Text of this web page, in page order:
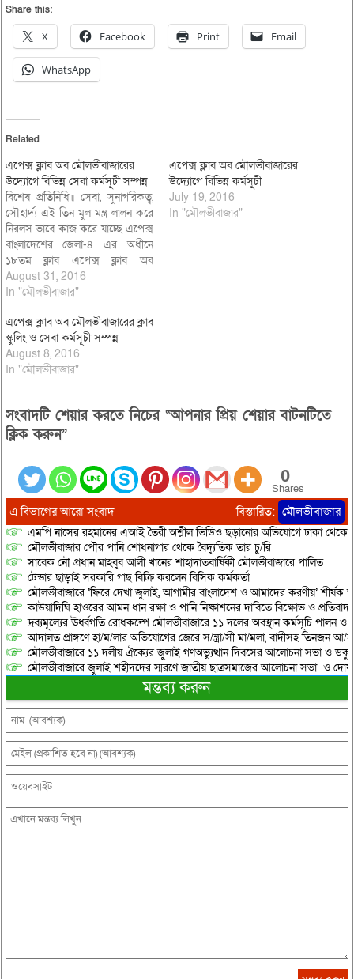
Share this:
X Facebook Print Email
WhatsApp
Related
এপেক্স ক্লাব অব মৌলভীবাজারের
উদ্যোগে বিভিন্ন সেবা কর্মসূচী সম্পন্ন
বিশেষ প্রতিনিধি॥ সেবা, সুনাগরিকত্ব,
সৌহার্দ্য এই তিন মুল মন্ত্র লালন করে
নিরলস ভাবে কাজ করে যাচ্ছে এপেক্স
বাংলাদেশের জেলা-৪ এর অধীনে
১৮তম ক্লাব এপেক্স ক্লাব অব
মৌলভীবাজার। ২৫ আগষ্ট
বৃহস্পতিবার সকাল ১১টায় স্থানীয়
অ্যাকটিভ ফ্লোর মেম্বার এপেঃ ফয়জুল
হক লিটনের অর্থায়নে বিভিন্ন শিক্ষা
প্রতিষ্ঠানের প্রতিনিধিদের হাতে…
August 31, 2016
In "মৌলভীবাজার"
এপেক্স ক্লাব অব মৌলভীবাজারের
উদ্যোগে বিভিন্ন কর্মসূচী
July 19, 2016
In "মৌলভীবাজার"
এপেক্স ক্লাব অব মৌলভীবাজারের ক্লাব
স্কুলিং ও সেবা কর্মসূচী সম্পন্ন
August 8, 2016
In "মৌলভীবাজার"
সংবাদটি শেয়ার করতে নিচের “আপনার প্রিয় শেয়ার বাটনটিতে
ক্লিক করুন”
0
Shares
এ বিভাগের আরো সংবাদ বিস্তারিত: মৌলভীবাজার
এমপি নাসের রহমানের এআই তৈরী অশ্লীল ভিডিও ছড়ানোর অভিযোগে ঢাকা থেকে
মৌলভীবাজার পৌর পানি শোধনাগার থেকে বৈদ্যুতিক তার চু/রি
সাবেক নৌ প্রধান মাহবুব আলী খানের শাহাদাতবার্ষিকী মৌলভীবাজারে পালিত
টেন্ডার ছাড়াই সরকারি গাছ বিক্রি করলেন বিসিক কর্মকর্তা
মৌলভীবাজারে ‘ফিরে দেখা জুলাই, আগামীর বাংলাদেশ ও আমাদের করণীয়’ শীর্ষক
কাউয়াদিঘি হাওরের আমন ধান রক্ষা ও পানি নিষ্কাশনের দাবিতে বিক্ষোভ ও
দ্রব্যমূল্যের ঊর্ধ্বগতি রোধকল্পে মৌলভীবাজারে ১১ দলের অবস্থান কর্মসূচি পালন ও
আদালত প্রাঙ্গণে হা/ম/লার অভিযোগের জেরে স/ন্ত্রা/সী মা/মলা, বাদীসহ তিনজন আ/
মৌলভীবাজারে ১১ দলীয় ঐক্যের জুলাই গণঅভ্যুত্থান দিবসের আলোচনা সভা ও
মৌলভীবাজারে জুলাই শহীদদের স্মরণে জাতীয় ছাত্রসমাজের আলোচনা সভা ও
মন্তব্য করুন